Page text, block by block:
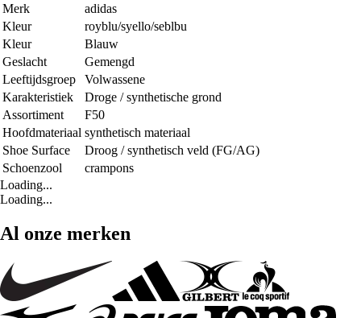
Merk
adidas
Kleur
royblu/syello/seblbu
Kleur
Blauw
Geslacht
Gemengd
Leeftijdsgroep
Volwassene
Karakteristiek
Droge / synthetische grond
Assortiment
F50
Hoofdmateriaal synthetisch materiaal
Shoe Surface
Droog / synthetisch veld (FG/AG)
Schoenzool
crampons
Loading...
Loading...
Al onze merken